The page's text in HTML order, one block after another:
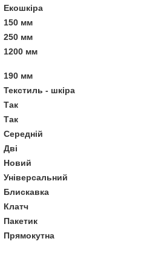
Екошкіра
150 мм
250 мм
1200 мм
190 мм
Текстиль - шкіра
Так
Так
Середній
Дві
Новий
Універсальний
Блискавка
Клатч
Пакетик
Прямокутна